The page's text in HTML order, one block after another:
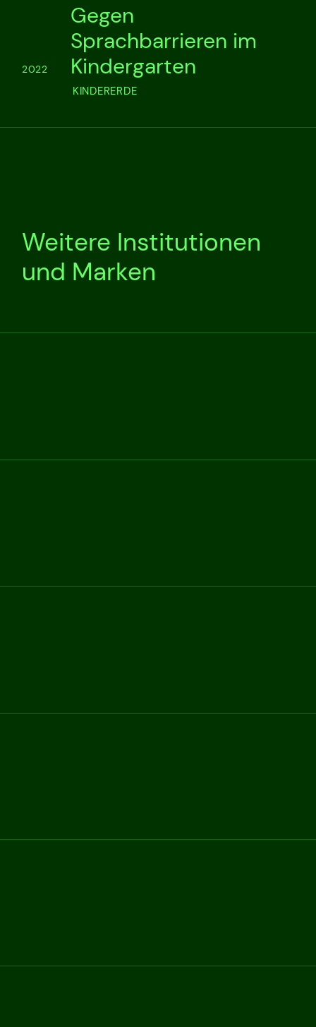
2022
Gegen
Sprachbarrieren im
Kindergarten
KINDERERDE
Weitere Institutionen
und Marken